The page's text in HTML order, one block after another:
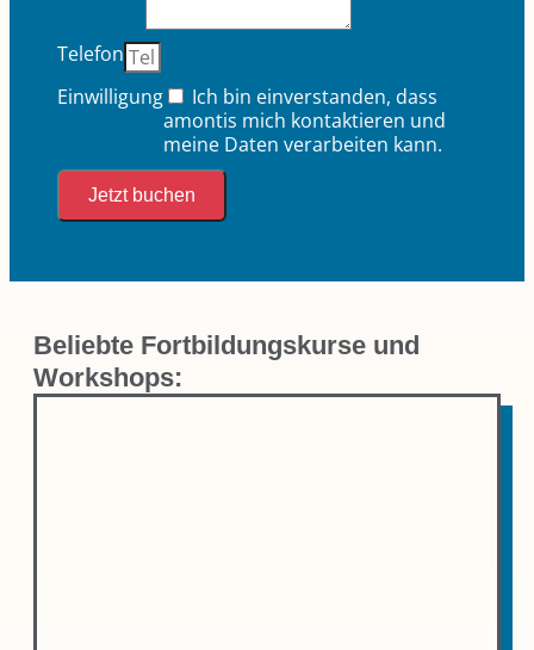
Telefon
Einwilligung
Ich bin einverstanden, dass
amontis mich kontaktieren und
meine Daten verarbeiten kann.
Jetzt buchen
Beliebte Fortbildungskurse und
Workshops: